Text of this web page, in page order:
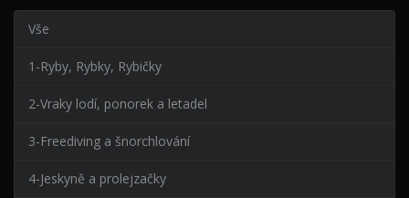
Vše
1-Ryby, Rybky, Rybičky
2-Vraky lodí, ponorek a letadel
3-Freediving a šnorchlování
4-Jeskyně a prolejzačky